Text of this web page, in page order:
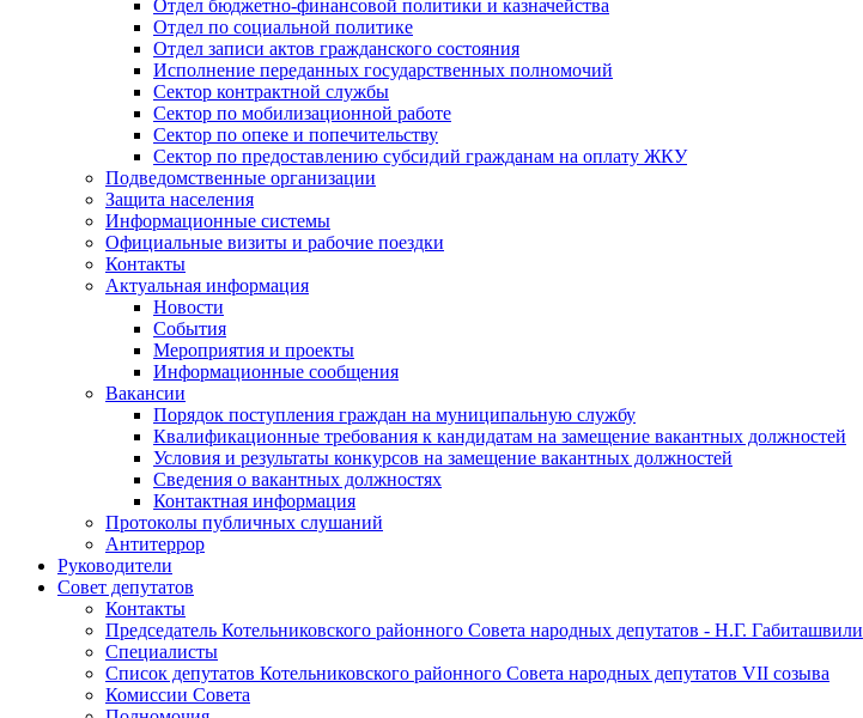
Отдел бюджетно-финансовой политики и казначейства
Отдел по социальной политике
Отдел записи актов гражданского состояния
Исполнение переданных государственных полномочий
Сектор контрактной службы
Сектор по мобилизационной работе
Сектор по опеке и попечительству
Сектор по предоставлению субсидий гражданам на оплату ЖКУ
Подведомственные организации
Защита населения
Информационные системы
Официальные визиты и рабочие поездки
Контакты
Актуальная информация
Новости
События
Мероприятия и проекты
Информационные сообщения
Вакансии
Порядок поступления граждан на муниципальную службу
Квалификационные требования к кандидатам на замещение вакантных должностей
Условия и результаты конкурсов на замещение вакантных должностей
Сведения о вакантных должностях
Контактная информация
Протоколы публичных слушаний
Антитеррор
Руководители
Совет депутатов
Контакты
Председатель Котельниковского районного Совета народных депутатов - Н.Г. Габиташвили
Специалисты
Список депутатов Котельниковского районного Совета народных депутатов VII созыва
Комиссии Совета